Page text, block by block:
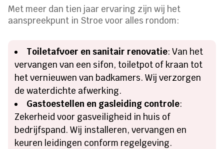
Met meer dan tien jaar ervaring zijn wij het
aanspreekpunt in Stroe voor alles rondom:
Toiletafvoer en sanitair renovatie: Van het
vervangen van een sifon, toiletpot of kraan tot
het vernieuwen van badkamers. Wij verzorgen
de waterdichte afwerking.
Gastoestellen en gasleiding controle:
Zekerheid voor gasveiligheid in huis of
bedrijfspand. Wij installeren, vervangen en
keuren leidingen conform regelgeving.